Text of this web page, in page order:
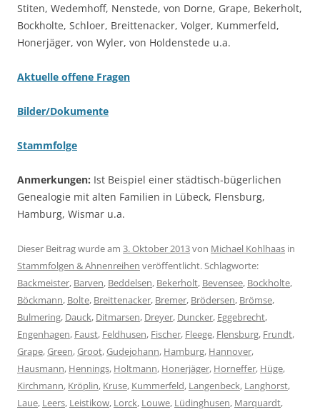
Stiten, Wedemhoff, Nenstede, von Dorne, Grape, Bekerholt,
Bockholte, Schloer, Breittenacker, Volger, Kummerfeld,
Honerjäger, von Wyler, von Holdenstede u.a.
Aktuelle offene Fragen
Bilder/Dokumente
Stammfolge
Anmerkungen: Ist Beispiel einer städtisch-bügerlichen
Genealogie mit alten Familien in Lübeck, Flensburg,
Hamburg, Wismar u.a.
Dieser Beitrag wurde am 3. Oktober 2013von Michael Kohlhaas in
Stammfolgen & Ahnenreihen veröffentlicht. Schlagworte:
Backmeister, Barven, Beddelsen, Bekerholt, Bevensee, Bockholte,
Böckmann, Bolte, Breittenacker, Bremer, Brödersen, Brömse,
Bulmering, Dauck, Ditmarsen, Dreyer, Duncker, Eggebrecht,
Engenhagen, Faust, Feldhusen, Fischer, Fleege, Flensburg, Frundt,
Grape,Green,Groot,Gudejohann, Hamburg, Hannover,
Hausmann, Hennings, Holtmann, Honerjäger, Horneffer, Hüge,
Kirchmann, Kröplin, Kruse, Kummerfeld, Langenbeck, Langhorst,
Laue, Leers, Leistikow, Lorck, Louwe, Lüdinghusen, Marquardt,